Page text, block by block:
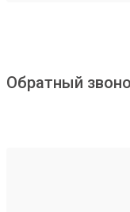
Обратный